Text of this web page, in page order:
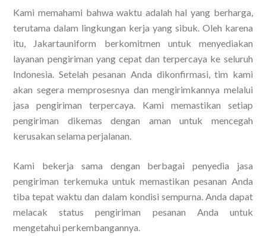
Kami memahami bahwa waktu adalah hal yang berharga,
terutama dalam lingkungan kerja yang sibuk. Oleh karena
itu, Jakartauniform berkomitmen untuk menyediakan
layanan pengiriman yang cepat dan terpercaya ke seluruh
Indonesia. Setelah pesanan Anda dikonfirmasi, tim kami
akan segera memprosesnya dan mengirimkannya melalui
jasa pengiriman terpercaya. Kami memastikan setiap
pengiriman dikemas dengan aman untuk mencegah
kerusakan selama perjalanan.
Kami bekerja sama dengan berbagai penyedia jasa
pengiriman terkemuka untuk memastikan pesanan Anda
tiba tepat waktu dan dalam kondisi sempurna. Anda dapat
melacak status pengiriman pesanan Anda untuk
mengetahui perkembangannya.